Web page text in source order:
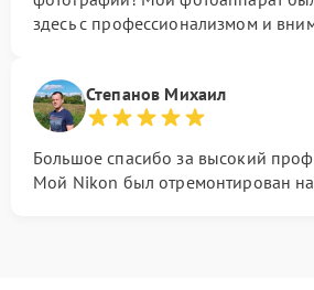
здесь с профессионализмом и
Степанов Михаил
Большое спасибо за высокий
Мой Nikon был отремонтирован